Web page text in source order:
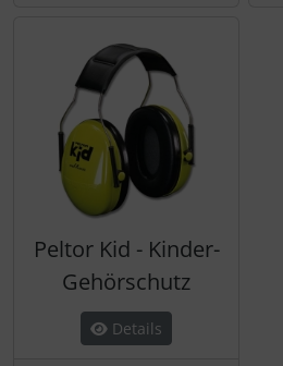
Peltor Kid - Kinder-
Gehörschutz
Details